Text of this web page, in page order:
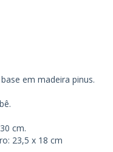
em madeira pinus.
cm.
23,5 x 18 cm